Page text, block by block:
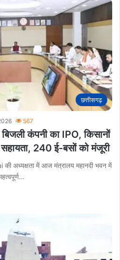
छत्तीसगढ़
567
कंपनी का IPO, किसानों
240 ई-बसों को मंजूरी
अध्यक्षता में आज मंत्रालय महानदी भवन में